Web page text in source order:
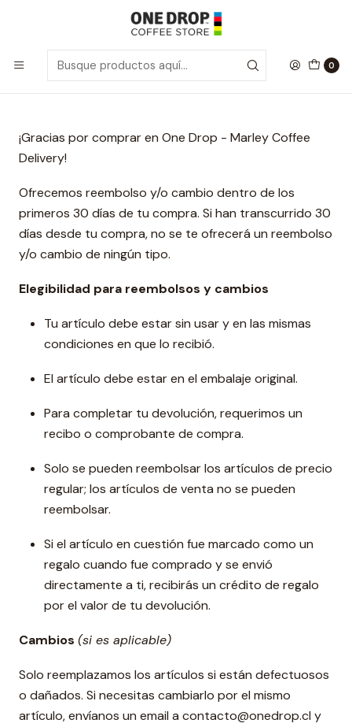
0
Politica de reembolso
Politica de reembolso
¡Gracias por comprar en One Drop - Marley Coffee
Delivery!
Ofrecemos reembolso y/o cambio dentro de los
primeros 30 días de tu compra. Si han transcurrido 30
días desde tu compra, no se te ofrecerá un reembolso
y/o cambio de ningún tipo.
Elegibilidad para reembolsos y cambios
Tu artículo debe estar sin usar y en las mismas
condiciones en que lo recibió.
El artículo debe estar en el embalaje original.
Para completar tu devolución, requerimos un
recibo o comprobante de compra.
Solo se pueden reembolsar los artículos de precio
regular; los artículos de venta no se pueden
reembolsar.
Si el artículo en cuestión fue marcado como un
regalo cuando fue comprado y se envió
directamente a ti, recibirás un crédito de regalo
por el valor de tu devolución.
Cambios (si es aplicable)
Solo reemplazamos los artículos si están defectuosos
o dañados. Si necesitas cambiarlo por el mismo
artículo, envíanos un email a contacto@onedrop.cl y